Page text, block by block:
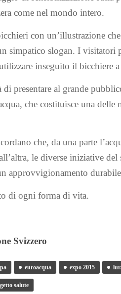
come nel mondo intero.
con un’illustrazione
simpatico slogan. I visitatori
inseguito il bicchiere
di presentare al grande
che costituisce una delle
che, da una parte
le diverse iniziative
approvvigionamento
di ogni forma di vita.
Svizzero
euroacqua expo 2015
salute